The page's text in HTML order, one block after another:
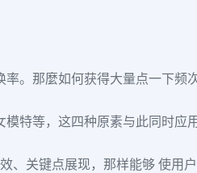
。那麼如何获得大量点一下频
特等，这四种原素与此同时应
、关键点展现，那样能够 使用